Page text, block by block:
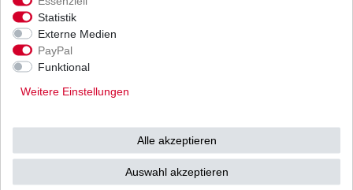
Versand
Ab einem Warenwert von
500 Euro versenden wir
53783 Eitorf (
unbedingt Termin
Statistik
Externe Medien
PayPal
Funktional
Weitere Einstellungen
Alle akzeptieren
Auswahl akzeptieren